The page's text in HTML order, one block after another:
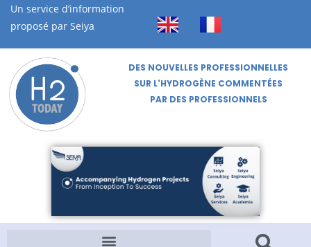
Un service d’information
proposé par Seiya
DES NOUVELLES PROFESSIONNELLES
SUR L'HYDROGÈNE COMMENTÉES
PAR DES PROFESSIONNELS